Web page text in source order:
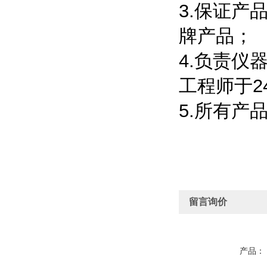
3.保证产
牌产品；
4.负责仪
工程师于
5.所有产
留言询价
产品：